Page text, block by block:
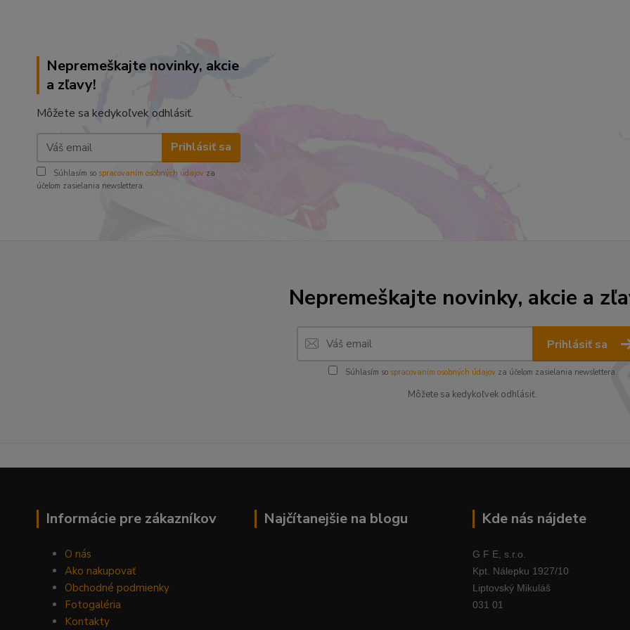
Nepremeškajte novinky, akcie
a zľavy!
Môžete sa kedykoľvek odhlásiť.
Prihlásiť sa
Súhlasím so spracovaním osobných údajov za
účelom zasielania newslettera.
Nepremeškajte novinky, akcie a
Prihlásiť sa
Súhlasím so spracovaním osobných údajovza účelom zasielania newslettera.
Môžete sa kedykoľvek odhlásiť.
Informácie pre zákazníkov
O nás
Ako nakupovať
Obchodné podmienky
Fotogaléria
Kontakty
Najčítanejšie na blogu Kde nás nájdete
G F E, s.r.o.
Kpt. Nálepku 1927/10
Liptovský Mikuláš
031 01